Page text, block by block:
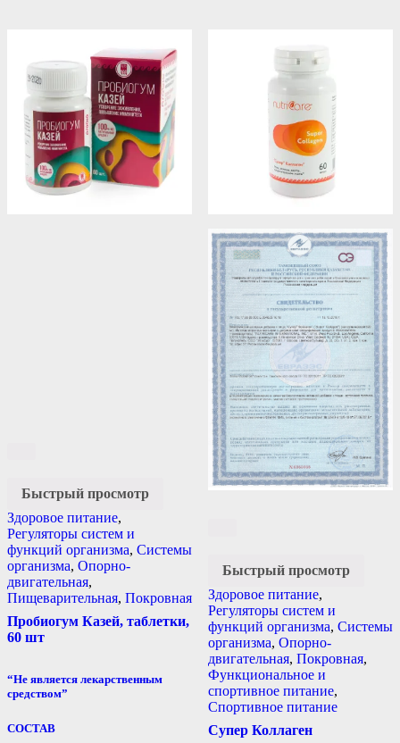
Быстрый просмотр
Здоровое питание,
Регуляторы систем и
функций организма, Системы
организма, Опорно-
двигательная,
Пищеварительная, Покровная
Пробиогум Казей, таблетки,
60 шт
“Не является лекарственным
средством”
СОСТАВ
Быстрый просмотр
Здоровое питание,
Регуляторы систем и
функций организма, Системы
организма, Опорно-
двигательная, Покровная,
Функциональное и
спортивное питание,
Спортивное питание
Супер Коллаген